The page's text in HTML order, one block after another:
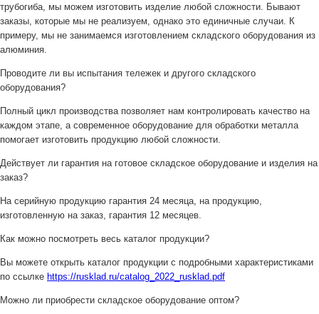
трубогиба, мы можем изготовить изделие любой сложности. Бывают
заказы, которые мы не реализуем, однако это единичные случаи. К
примеру, мы не занимаемся изготовлением складского оборудования из
алюминия.
Проводите ли вы испытания тележек и другого складского
оборудования?
Полный цикл производства позволяет нам контролировать качество на
каждом этапе, а современное оборудование для обработки металла
помогает изготовить продукцию любой сложности.
Действует ли гарантия на готовое складское оборудование и изделия на
заказ?
На серийную продукцию гарантия 24 месяца, на продукцию,
изготовленную на заказ, гарантия 12 месяцев.
Как можно посмотреть весь каталог продукции?
Вы можете открыть каталог продукции с подробными характеристиками
по ссылке https://rusklad.ru/catalog_2022_rusklad.pdf
Можно ли приобрести складское оборудование оптом?